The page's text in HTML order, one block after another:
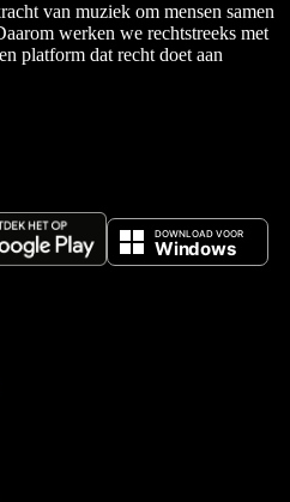
van muziek om mensen samen
werken we rechtstreeks met
platform dat recht doet aan